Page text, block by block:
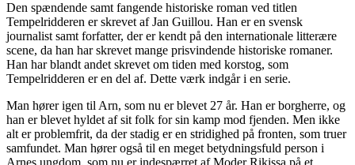
Den spændende samt fangende historiske roman ved titlen
Tempelridderen er skrevet af Jan Guillou. Han er en svensk
journalist samt forfatter, der er kendt på den internationale litterære
scene, da han har skrevet mange prisvindende historiske romaner.
Han har blandt andet skrevet om tiden med korstog, som
Tempelridderen er en del af. Dette værk indgår i en serie.
Man hører igen til Arn, som nu er blevet 27 år. Han er borgherre, og
han er blevet hyldet af sit folk for sin kamp mod fjenden. Men ikke
alt er problemfrit, da der stadig er en stridighed på fronten, som truer
samfundet. Man hører også til en meget betydningsfuld person i